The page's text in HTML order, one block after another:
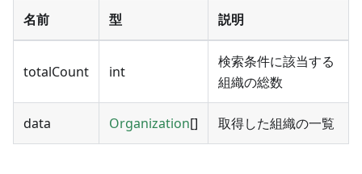
名前 型 説明
totalCount int
検索条件に該当する
組織の総数
data Organization[] 取得した組織の一覧